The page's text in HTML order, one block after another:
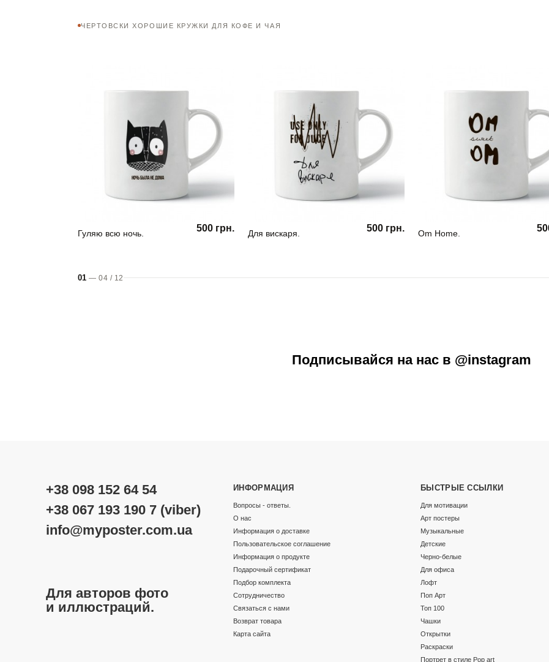
ЧЕРТОВСКИ ХОРОШИЕ КРУЖКИ ДЛЯ КОФЕ И ЧАЯ
Гуляю всю ночь. 500 грн. Для вискаря. 500 грн. Om Home.
01 —04 / 12
Подписывайся на нас в @instagram
+38 098 152 64 54
+38 067 193 190 7 (viber)
info@myposter.com.ua
Для авторов фото
и иллюстраций.
ИНФОРМАЦИЯ
Вопросы - ответы.
О нас
Информация о доставке
Пользовательское соглашение
Информация о продукте
Подарочный сертификат
Подбор комплекта
Сотрудничество
Связаться с нами
Возврат товара
Карта сайта
БЫСТРЫЕ ССЫЛКИ
Для мотивации
Арт постеры
Музыкальные
Детские
Черно-белые
Для офиса
Лофт
Поп Арт
Топ 100
Чашки
Открытки
Раскраски
Портрет в стиле Pop art